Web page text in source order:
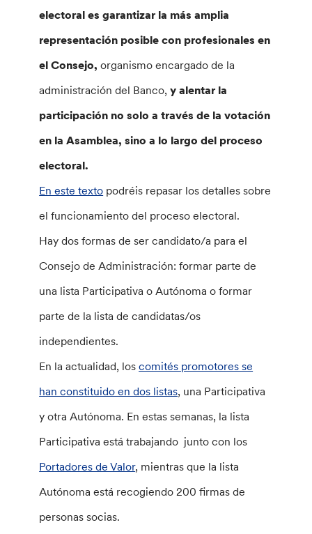
electoral es garantizar la más amplia
representación posible con profesionales en
el Consejo, organismo encargado de la
administración del Banco,y alentar la
participación no solo a través de la votación
en la Asamblea, sino a lo largo del proceso
electoral.
En este texto podréis repasar los detalles sobre
el funcionamiento del proceso electoral.
Hay dos formas de ser candidato/a para el
Consejo de Administración: formar parte de
una lista Participativa o Autónoma o formar
parte de la lista de candidatas/os
independientes.
En la actualidad, loscomités promotores se
han constituido en dos listas, una Participativa
y otra Autónoma. En estas semanas, la lista
Participativa está trabajando junto con los
Portadores de Valor, mientras que la lista
Autónoma está recogiendo 200 firmas de
personas socias.